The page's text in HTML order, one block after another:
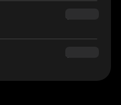
$160.00
$180.00